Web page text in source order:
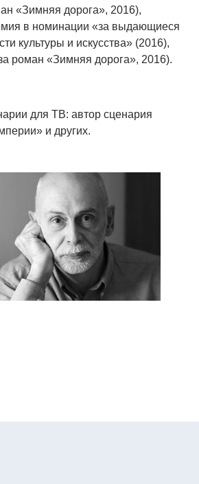
«Зимняя дорога», 2016),
в номинации «за выдающиеся
культуры и искусства» (2016),
роман «Зимняя дорога», 2016).
для ТВ: автор сценария
и других.